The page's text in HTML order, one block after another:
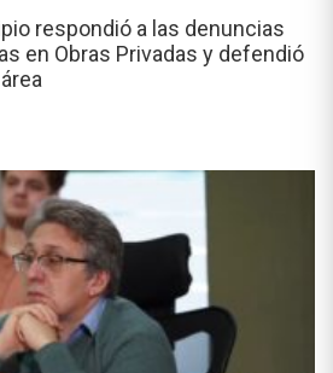
respondió a las denuncias
en Obras Privadas y defendió